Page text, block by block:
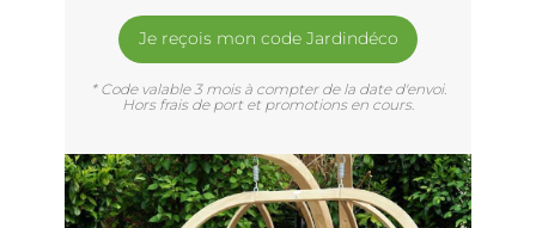
Je reçois mon code Jardindéco
* Code valable 3 mois à compter de la date d'envoi.
Hors frais de port et promotions en cours.